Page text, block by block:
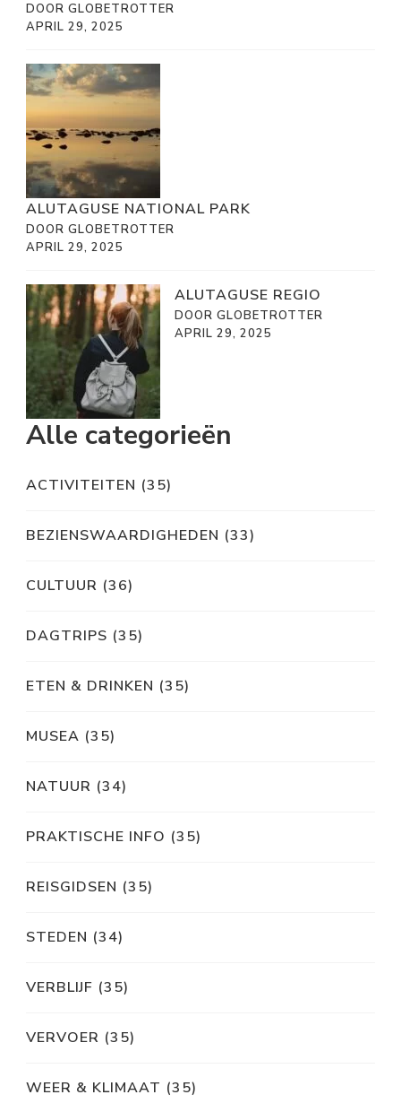
DOOR GLOBETROTTER
APRIL 29, 2025
ALUTAGUSE NATIONAL PARK
DOOR GLOBETROTTER
APRIL 29, 2025
ALUTAGUSE REGIO
DOOR GLOBETROTTER
APRIL 29, 2025
Alle categorieën
ACTIVITEITEN (35)
BEZIENSWAARDIGHEDEN (33)
CULTUUR (36)
DAGTRIPS (35)
ETEN & DRINKEN (35)
MUSEA (35)
NATUUR (34)
PRAKTISCHE INFO (35)
REISGIDSEN (35)
STEDEN (34)
VERBLIJF (35)
VERVOER (35)
WEER & KLIMAAT (35)